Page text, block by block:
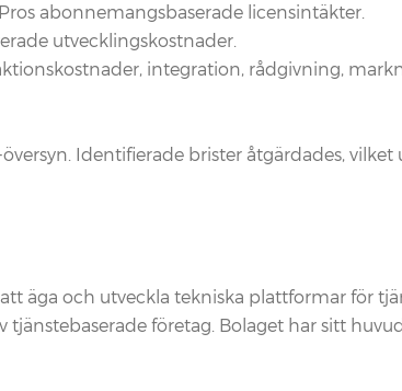
abonnemangsbaserade licensintäkter.
utvecklingskostnader.
integration, rådgivning,
Identifierade brister åtgärdades, vilket
äga och utveckla tekniska plattformar för
företag. Bolaget har sitt